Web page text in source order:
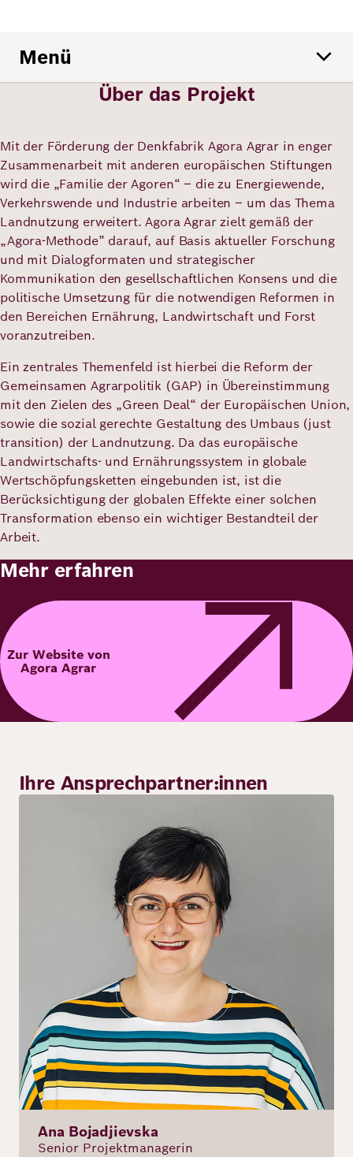
Menü
Über das Projekt
Mit der Förderung der Denkfabrik Agora Agrar in enger
Zusammenarbeit mit anderen europäischen Stiftungen
wird die „Familie der Agoren“ – die zu Energiewende,
Verkehrswende und Industrie arbeiten – um das Thema
Landnutzung erweitert. Agora Agrar zielt gemäß der
„Agora-Methode” darauf, auf Basis aktueller Forschung
und mit Dialogformaten und strategischer
Kommunikation den gesellschaftlichen Konsens und die
politische Umsetzung für die notwendigen Reformen in
den Bereichen Ernährung, Landwirtschaft und Forst
voranzutreiben.
Ein zentrales Themenfeld ist hierbei die Reform der
Gemeinsamen Agrarpolitik (GAP) in Übereinstimmung
mit den Zielen des „Green Deal“ der Europäischen Union,
sowie die sozial gerechte Gestaltung des Umbaus (just
transition) der Landnutzung. Da das europäische
Landwirtschafts- und Ernährungssystem in globale
Wertschöpfungsketten eingebunden ist, ist die
Berücksichtigung der globalen Effekte einer solchen
Transformation ebenso ein wichtiger Bestandteil der
Arbeit.
Mehr erfahren
Zur Website von
Agora Agrar
Ihre Ansprechpartner:innen
Bild
Ana Bojadjievska
Senior Projektmanagerin